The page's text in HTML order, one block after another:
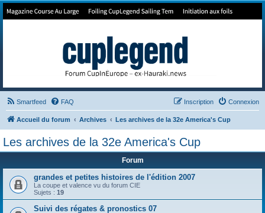
Forum de Cup In Europe
Smartfeed FAQ Connexion
Inscription
Accueil du forum Archives Les archives de la 32e America's Cup
Les archives de la 32e America's Cup
Forum
grandes et petites histoires de l'édition 2007
La coupe et valence vu du forum CIE
Sujets : 19
Suivi des régates & pronostics 07